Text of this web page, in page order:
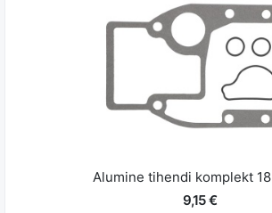
Alumine tihendi komplekt
9,15 €